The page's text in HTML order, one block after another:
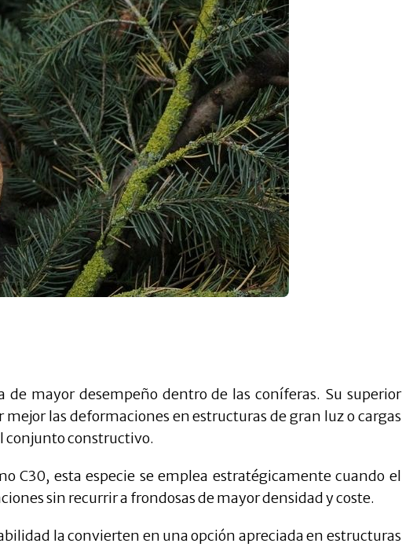
de mayor desempeño dentro de las coníferas. Su superior
las deformaciones en estructuras de gran luz o cargas
conjunto constructivo.
C30, esta especie se emplea estratégicamente cuando el
sin recurrir a frondosas de mayor densidad y coste.
la convierten en una opción apreciada en estructuras